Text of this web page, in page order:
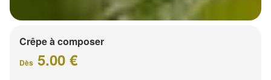
Crêpe à composer
Dès 5.00 €